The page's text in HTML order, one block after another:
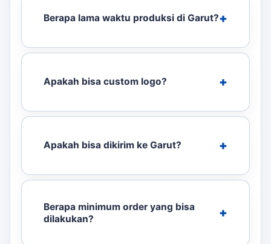
Berapa lama waktu produksi di Garut?
Apakah bisa custom logo?
Apakah bisa dikirim ke Garut?
Berapa minimum order yang bisa
dilakukan?